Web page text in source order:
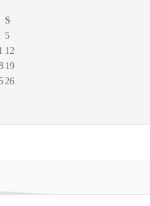
S
5
12
19
26